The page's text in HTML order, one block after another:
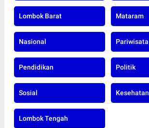
Lombok Barat Mataram
Nasional Pariwisata
Pendidikan Politik
Sosial Kesehatan
Lombok Tengah